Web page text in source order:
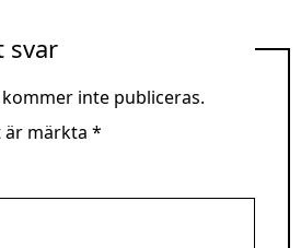
svar
inte publiceras.
märkta *